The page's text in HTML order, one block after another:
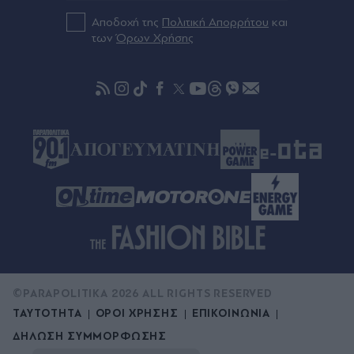
Πριν 43 λεπτά
σε κίνδυνο μια οικογένεια λύκων, για να σώσουμε
έναν σκύλο; Όχι" - Η απάντηση ερευνητή του
Αποδοχή της Πολιτική Απορρήτου και
τωνΌρων Χρήσης
ΤΑΥΤΟΤΗΤΑ ΟΡΟΙ ΧΡΗΣΗΣ
ΕΠΙΚΟΙΝΩΝΙΑ
ΔΗΛΩΣΗ ΣΥΜΜΟΡΦΩΣΗΣ
©PARAPOLITIKA 2026 ALL RIGHTS RESERVED